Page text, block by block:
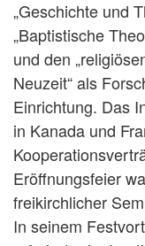
„Geschichte und
„Baptistische
und den
Neuzeit“ als
Einrichtung. Das
in Kanada und
Eröffnungsfeier
freikirchlicher
In seinem